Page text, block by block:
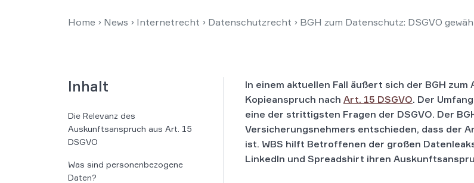
Home › News › Internetrecht › Datenschutzrecht › BGH zum Datenschutz: DSGVO
Inhalt
Die Relevanz des
Auskunftsanspruch aus Art. 15
DSGVO
Was sind personenbezogene
Daten?
In einem aktuellen Fall äußert sich der BGH
Kopieanspruch nach Art. 15 DSGVO. Der
eine der strittigsten Fragen der DSGVO. Der
Versicherungsnehmers entschieden, dass der
ist. WBS hilft Betroffenen der großen
LinkedIn und Spreadshirt ihren